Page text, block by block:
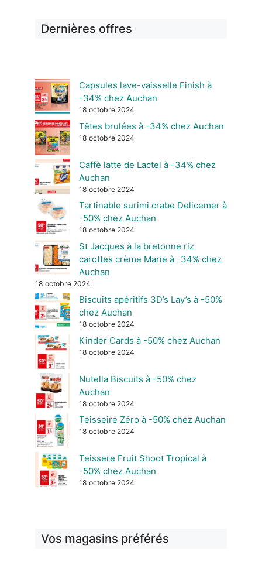
Dernières offres
Capsules lave-vaisselle Finish à
-34% chez Auchan
18 octobre 2024
Têtes brulées à -34% chez Auchan
18 octobre 2024
Caffè latte de Lactel à -34% chez
Auchan
18 octobre 2024
Tartinable surimi crabe Delicemer à
-50% chez Auchan
18 octobre 2024
St Jacques à la bretonne riz
carottes crème Marie à -34% chez
Auchan
18 octobre 2024
Biscuits apéritifs 3D’s Lay’s à -50%
chez Auchan
18 octobre 2024
Kinder Cards à -50% chez Auchan
18 octobre 2024
Nutella Biscuits à -50% chez
Auchan
18 octobre 2024
Teisseire Zéro à -50% chez Auchan
18 octobre 2024
Teissere Fruit Shoot Tropical à
-50% chez Auchan
18 octobre 2024
Vos magasins préférés